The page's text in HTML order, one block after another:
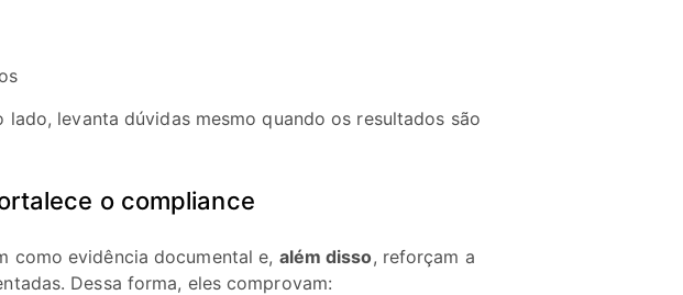
levanta dúvidas mesmo quando os resultados são
o compliance
como evidência documental e, além disso, reforçam a
Dessa forma, eles comprovam: